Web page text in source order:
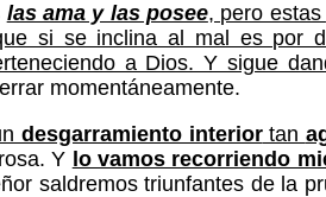
las ama y las posee, pero
si se inclina al mal es por
a Dios. Y sigue
momentáneamente.
desgarramiento interiortan
Y lo vamos recorriendo
saldremos triunfantes de la